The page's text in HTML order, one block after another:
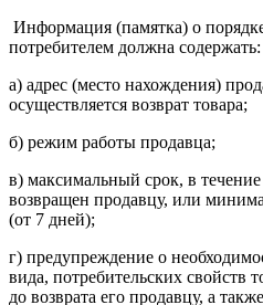
Информация (памятка) о
потребителем должна содержать:
а) адрес (место нахождения)
осуществляется возврат товара;
б) режим работы продавца;
в) максимальный срок, в
возвращен продавцу, или
(от 7 дней);
г) предупреждение о
вида, потребительских свойств
до возврата его продавцу, а